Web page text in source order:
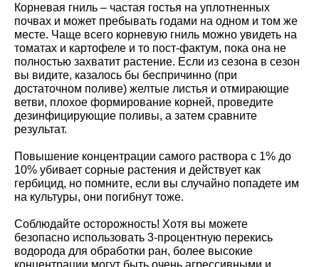
Корневая гниль – частая гостья на уплотненных
почвах и может пребывать годами на одном и том же
месте. Чаще всего корневую гниль можно увидеть на
томатах и картофеле и то пост-фактум, пока она не
полностью захватит растение. Если из сезона в сезон
вы видите, казалось бы беспричинно (при
достаточном поливе) желтые листья и отмирающие
ветви, плохое формирование корней, проведите
дезинфицирующие поливы, а затем сравните
результат.
Повышение концентрации самого раствора с 1% до
10% убивает сорные растения и действует как
гербицид, но помните, если вы случайно попадете им
на культуры, они погибнут тоже.
Соблюдайте осторожность! Хотя вы можете
безопасно использовать 3-процентную перекись
водорода для обработки ран, более высокие
концентрации могут быть очень агрессивными и